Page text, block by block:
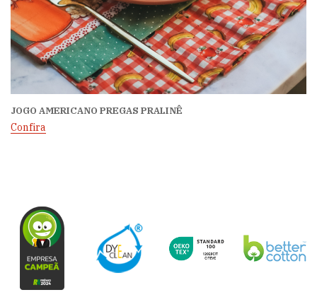
JOGO AMERICANO PREGAS PRALINÊ
Confira